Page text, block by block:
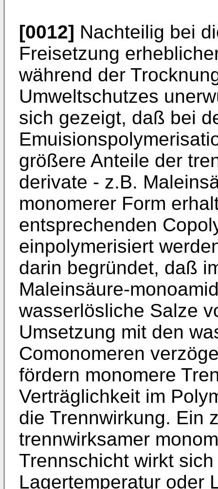
[0012] Nachteilig bei
Freisetzung
während der
Umweltschutzes
sich gezeigt, daß bei
größere Anteile der
derivate - z.B.
monomerer Form
entsprechenden
einpolymerisiert
darin begründet, daß
Maleinsäure-
wasserlösliche Salze
Umsetzung mit den
Comonomeren
fördern monomere
Verträglichkeit im
die Trennwirkung. Ein
trennwirksamer
Trennschicht wirkt
Lagertemperatur oder